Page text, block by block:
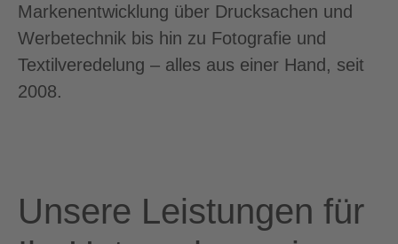
Markenentwicklung über Drucksachen und
Werbetechnik bis hin zu Fotografie und
Textilveredelung – alles aus einer Hand, seit
2008.
Unsere Leistungen für